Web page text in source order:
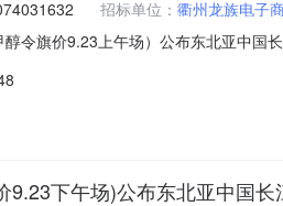
招标单位： 衢州龙族电子
醇令旗价9.23上午场）公布东北亚中
国长江口“甲醇”中下游主体采购意向
9.23下午场)公布东北亚中国